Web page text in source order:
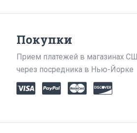
Покупки
Прием платежей в магазинах
через посредника в Нью-Йорке